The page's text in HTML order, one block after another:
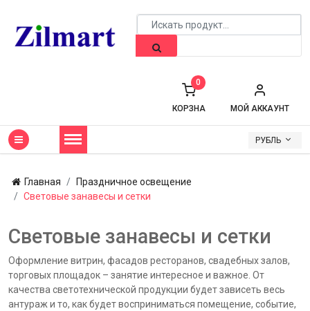
МОЙ АККАУНТ
КОРЗНА
0
РУБЛЬ
Главная
Праздничное освещение
Световые занавесы и сетки
Световые занавесы и сетки
Оформление витрин, фасадов ресторанов, свадебных залов,
торговых площадок – занятие интересное и важное. От
качества светотехнической продукции будет зависеть весь
антураж и то, как будет восприниматься помещение, событие,